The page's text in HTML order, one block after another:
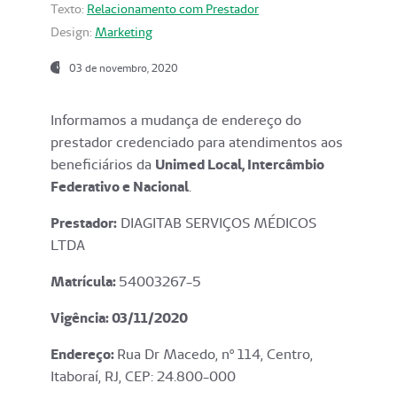
Texto: Relacionamento com Prestador
Design: Marketing
03 de novembro, 2020
Informamos a mudança de endereço do
prestador credenciado para atendimentos aos
beneficiários da Unimed Local, Intercâmbio
Federativo e Nacional.
Prestador: DIAGITAB SERVIÇOS MÉDICOS
LTDA
Matrícula:54003267-5
Vigência: 03/11/2020
Endereço:Rua Dr Macedo, nº 114, Centro,
Itaboraí, RJ, CEP: 24.800-000